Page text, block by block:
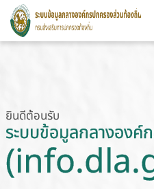
ยินดีต้อนรับ
ระบบข้อมูลกลางอง